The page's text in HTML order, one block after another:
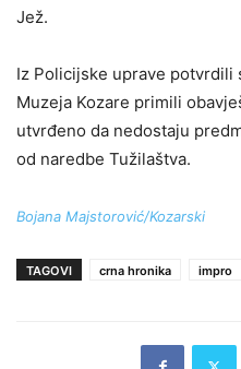
Jež.
Iz Policijske uprave potvrdili
Muzeja Kozare primili
utvrđeno da nedostaju
od naredbe Tužilaštva.
Bojana Majstorović/Kozarski
TAGOVI crna hronika impro